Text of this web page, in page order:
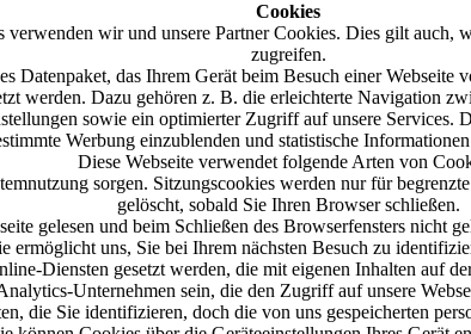
Cookies
wir und unsere Partner Cookies. Dies gilt auch,
zugreifen.
Datenpaket, das Ihrem Gerät beim Besuch einer
werden. Dazu gehören z. B. die erleichterte Navigation
sowie ein optimierter Zugriff auf unsere Services.
Werbung einzublenden und statistische
Diese Webseite verwendet folgende Arten von
sorgen. Sitzungscookies werden nur für
gelöscht, sobald Sie Ihren Browser schließen.
gelesen und beim Schließen des Browserfensters nicht
ermöglicht uns, Sie bei Ihrem nächsten Besuch zu
Diensten gesetzt werden, die mit eigenen Inhalten auf
Unternehmen sein, die den Zugriff auf unsere
die Sie identifizieren, doch die von uns gespeicherten